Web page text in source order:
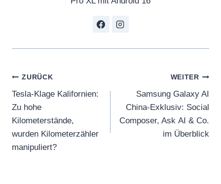
Beitragsnavigation
ZURÜCK
Tesla-Klage Kalifornien:
Zu hohe
Kilometerstände,
wurden Kilometerzähler
manipuliert?
WEITER
Samsung Galaxy AI
China‑Exklusiv: Social
Composer, Ask AI & Co.
im Überblick